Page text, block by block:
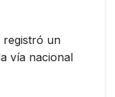
del rio
registró un
vía nacional